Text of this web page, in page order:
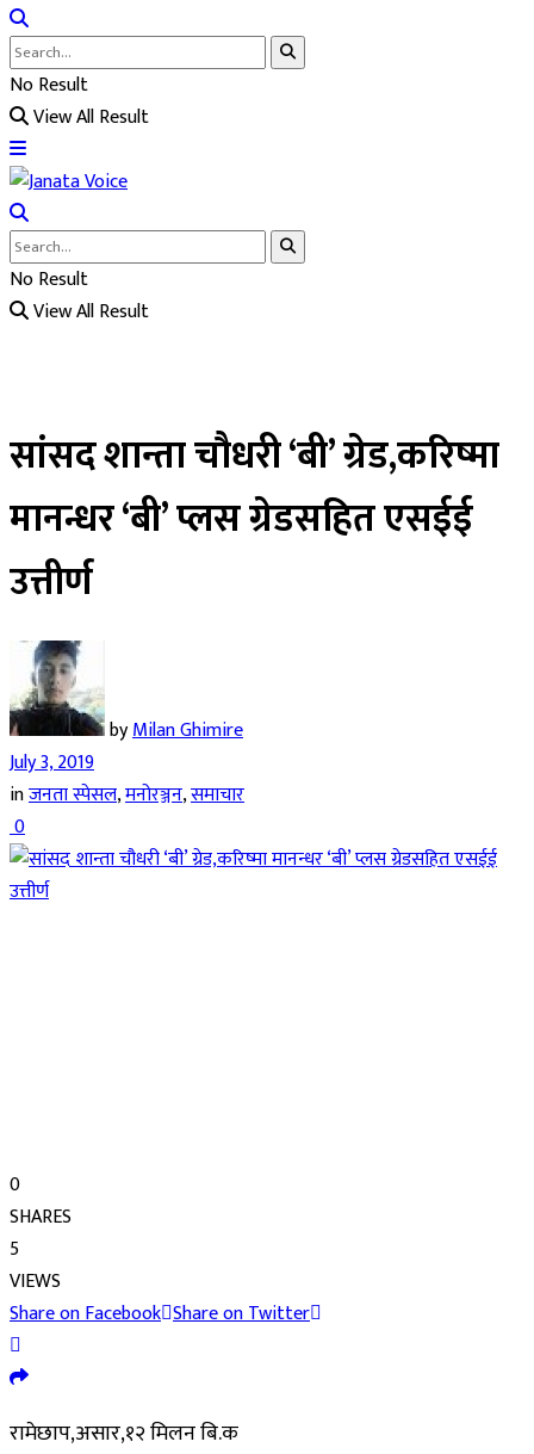
No Result
View All Result
No Result
View All Result
सांसद शान्ता चौधरी ‘बी’ ग्रेड,करिष्मा
मानन्धर ‘बी’ प्लस ग्रेडसहित एसईई
उत्तीर्ण
byMilan Ghimire
July 3, 2019
inजनता स्पेसल,मनोरञ्जन,समाचार
0
0
SHARES
5
VIEWS
Share on Facebook Share on Twitter
रामेछाप,असार,१२ मिलन बि.क